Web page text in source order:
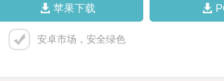
苹果下载
安卓市场，安全绿色